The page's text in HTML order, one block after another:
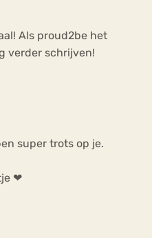
Als proud2be het
verder schrijven!
super trots op je.
❤